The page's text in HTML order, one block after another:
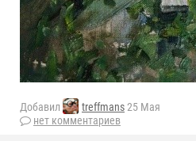
Добавил treffmans25 Мая
нет комментариев